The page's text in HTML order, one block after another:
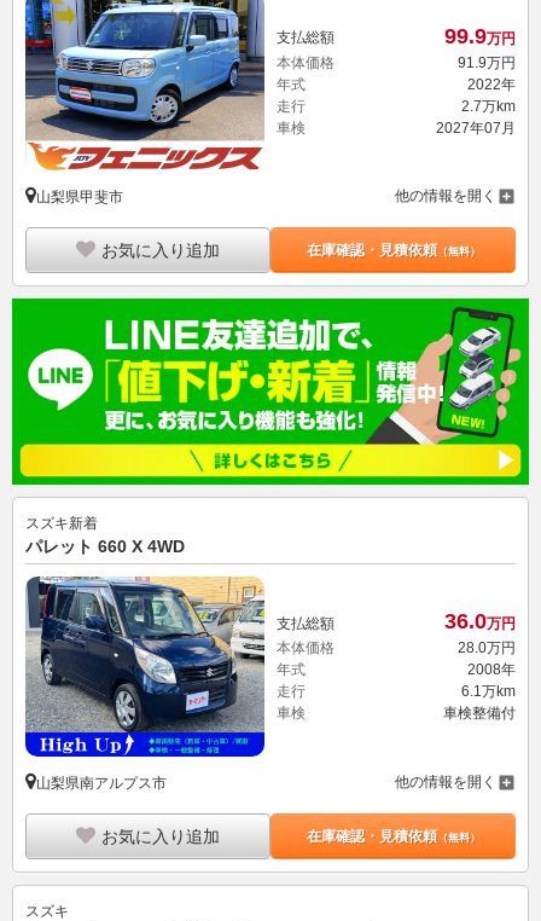
支払総額 99.9万円
本体価格
91. 9万円
年式
2022年
走行
2.7万km
車検
2027年07月
山梨県甲斐市 他の情報を開く
お気に入り追加 在庫確認・見積依頼（無料）
スズキ新着
パレット 660 X 4WD
支払総額 36.0万円
本体価格
28.0万円
年式
2008年
走行
6.1万km
車検
車検整備付
山梨県南アルプス市 他の情報を開く
お気に入り追加 在庫確認・見積依頼（無料）
スズキ